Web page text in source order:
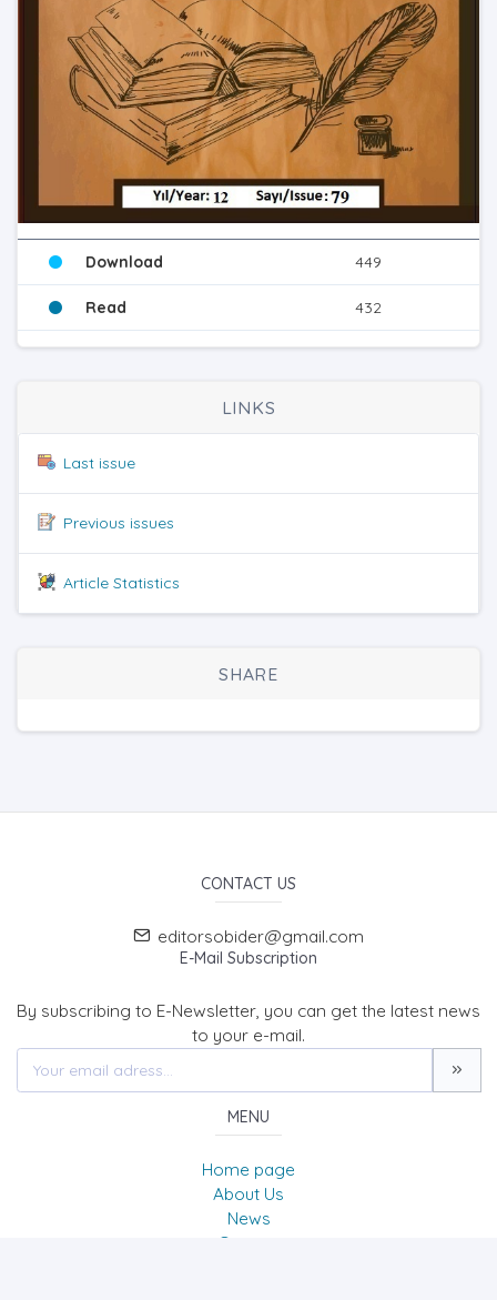
Download 449
Read 432
LINKS
Last issue
Previous issues
Article Statistics
SHARE
CONTACT US
editorsobider@gmail.com
E-Mail Subscription
By subscribing to E-Newsletter, you can get the latest news
to your e-mail.
MENU
Home page
About Us
News
Contact